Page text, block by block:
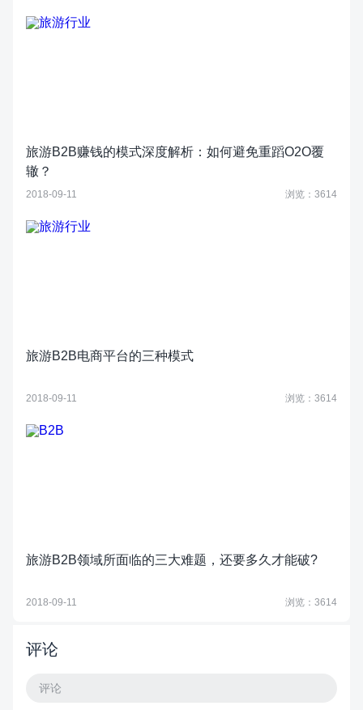
旅游B2B赚钱的模式深度解析：如何避免重蹈O2O覆
辙？
2018-09-11 浏览：3614
旅游B2B电商平台的三种模式
2018-09-11 浏览：3614
旅游B2B领域所面临的三大难题，还要多久才能破?
2018-09-11 浏览：3614
评论
评论